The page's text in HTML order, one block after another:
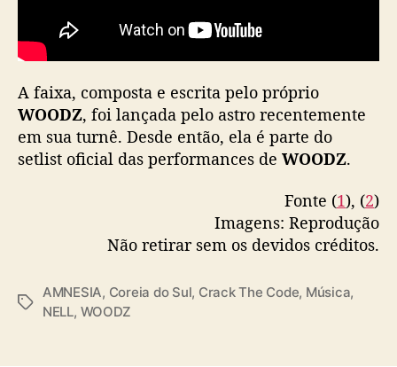
A faixa, composta e escrita pelo próprio
WOODZ, foi lançada pelo astro recentemente
em sua turnê. Desde então, ela é parte do
setlist oficial das performances de WOODZ.
Fonte (1), (2)
Imagens: Reprodução
Não retirar sem os devidos créditos.
T
AMNESIA, Coreia do Sul, Crack The Code, Música,
NELL, WOODZ